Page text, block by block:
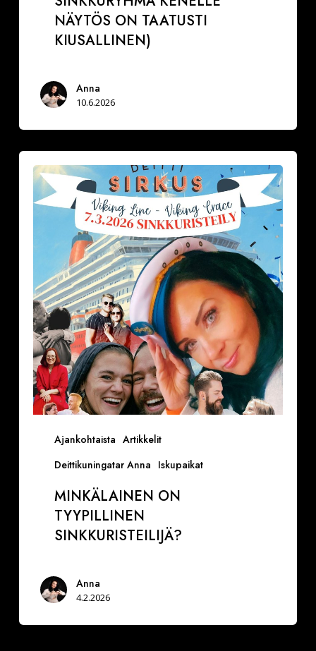
NÄYTÖS ON TAATUSTI
KIUSALLINEN)
Anna
10.6.2026
Ajankohtaista Artikkelit
Deittikuningatar Anna Iskupaikat
Minkälainen
tyypillinen
sinkkuristeilijä?
MINKÄLAINEN ON
TYYPILLINEN
SINKKURISTEILIJÄ?
Anna
4.2.2026